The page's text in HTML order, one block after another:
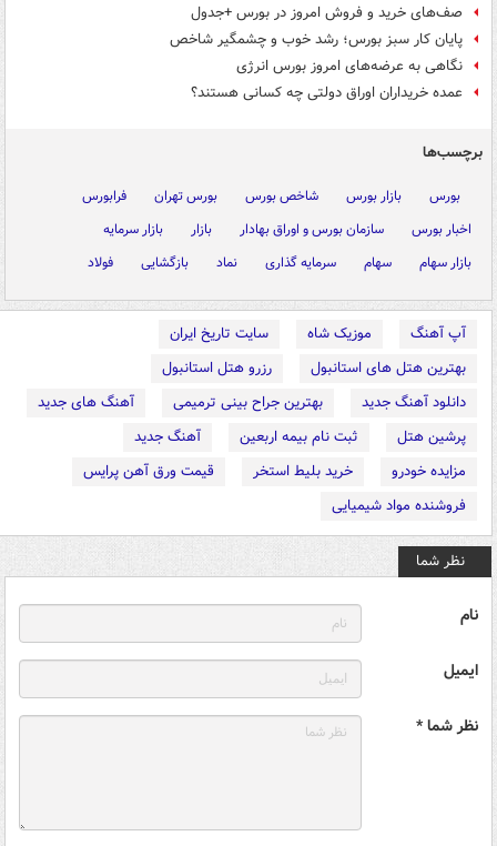
صف‌های خرید و فروش امروز در بورس +جدول
پایان کار سبز بورس؛ رشد خوب و چشمگیر شاخص
نگاهی به عرضه‌های امروز بورس انرژی
عمده خریداران اوراق دولتی چه کسانی هستند؟
برچسب‌ها
بورس بازار بورس شاخص بورس بورس تهران
فرابورس
اخبار بورس
سازمان بورس و اوراق بهادار بازار
بازار سرمایه
بازار سهام
سهام سرمایه گذاری نماد بازگشایی فولاد
آپ آهنگ موزیک شاه
سایت تاریخ ایران
بهترین هتل های استانبول
رزرو هتل استانبول
دانلود آهنگ جدید
بهترین جراح بینی ترمیمی
آهنگ های جدید
پرشین هتل
ثبت نام بیمه اربعین
آهنگ جدید
مزایده خودرو
خرید بلیط استخر
قیمت ورق آهن پرایس
فروشنده مواد شیمیایی
نظر شما
نام
ایمیل
نظر شما *